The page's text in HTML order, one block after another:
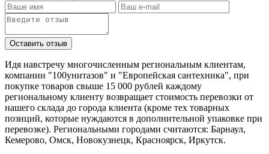
Идя навстречу многочисленным региональным клиентам,
компании "100унитазов" и "Европейская сантехника", при
покупке товаров свыше 15 000 рублей каждому
региональному клиенту возвращает стоимость перевозки от
нашего склада до города клиента (кроме тех товарных
позиций, которые нуждаются в дополнительной упаковке при
перевозке). Региональными городами считаются: Барнаул,
Кемерово, Омск, Новокузнецк, Красноярск, Иркутск.